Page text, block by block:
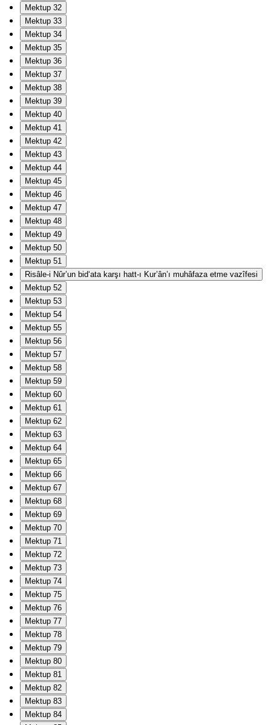
Mektup 32
Mektup 33
Mektup 34
Mektup 35
Mektup 36
Mektup 37
Mektup 38
Mektup 39
Mektup 40
Mektup 41
Mektup 42
Mektup 43
Mektup 44
Mektup 45
Mektup 46
Mektup 47
Mektup 48
Mektup 49
Mektup 50
Mektup 51
Risâle-i Nûr’un bid‘ata karşı hatt-ı Kur’ân’ı muhâfaza etme vazîfesi
Mektup 52
Mektup 53
Mektup 54
Mektup 55
Mektup 56
Mektup 57
Mektup 58
Mektup 59
Mektup 60
Mektup 61
Mektup 62
Mektup 63
Mektup 64
Mektup 65
Mektup 66
Mektup 67
Mektup 68
Mektup 69
Mektup 70
Mektup 71
Mektup 72
Mektup 73
Mektup 74
Mektup 75
Mektup 76
Mektup 77
Mektup 78
Mektup 79
Mektup 80
Mektup 81
Mektup 82
Mektup 83
Mektup 84